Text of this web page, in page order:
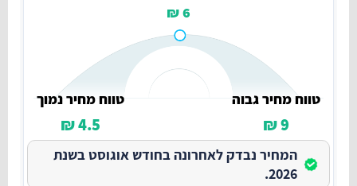
6 ₪
טווח מחיר גבוה
9 ₪
טווח מחיר נמוך
4.5 ₪
המחיר נבדק לאחרונה בחודש אוגוסט בשנת
2026.